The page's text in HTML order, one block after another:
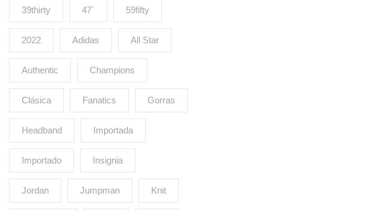
39thirty 47´ 59fifty
2022 Adidas All Star
Authentic Champions
Clásica Fanatics Gorras
Headband Importada
Importado Insignia
Jordan Jumpman Knit